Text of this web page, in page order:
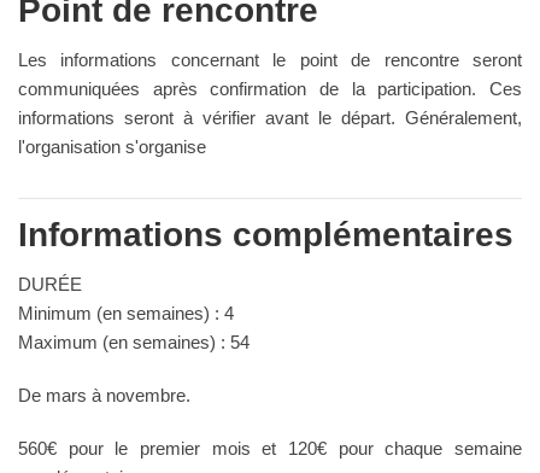
Point de rencontre
Les informations concernant le point de rencontre seront
communiquées après confirmation de la participation. Ces
informations seront à vérifier avant le départ. Généralement,
l'organisation s'organise
Informations complémentaires
DURÉE
Minimum (en semaines) : 4
Maximum (en semaines) : 54
De mars à novembre.
560€ pour le premier mois et 120€ pour chaque semaine